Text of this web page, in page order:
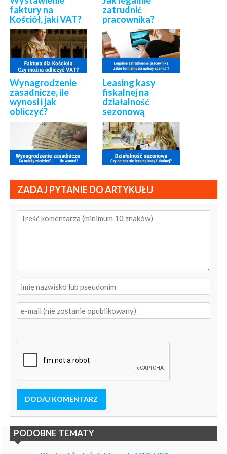
faktury na
Kościół, jaki VAT?
zatrudnić
pracownika?
Wynagrodzenie
zasadnicze, ile
wynosi i jak
obliczyć?
Leasing kasy
fiskalnej na
działalność
sezonową
ZADAJ PYTANIE DO ARTYKUŁU
DODAJ KOMENTARZ
PODOBNE TEMATY